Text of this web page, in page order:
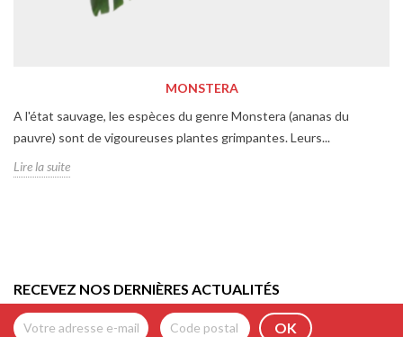
MONSTERA
A l'état sauvage, les espèces du genre Monstera (ananas du
pauvre) sont de vigoureuses plantes grimpantes. Leurs...
Lire la suite
RECEVEZ NOS DERNIÈRES ACTUALITÉS